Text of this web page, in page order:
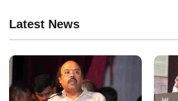
Latest News